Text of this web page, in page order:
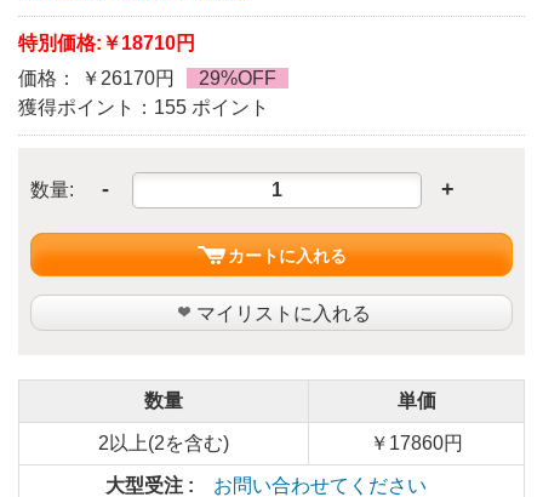
特別価格: ￥18710円
価格： ￥26170円
29%OFF
獲得ポイント：155 ポイント
数量: - +
カートに入れる
マイリストに入れる
数量 単価
2以上(2を含む) ￥17860円
大型受注 : お問い合わせてください